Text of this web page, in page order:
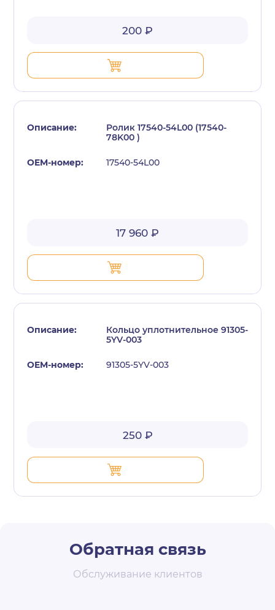
200 ₽
Ролик 17540-54L00 (17540-
78K00 )
17540-54L00
17 960 ₽
Кольцо уплотнительное 91305-
5YV-003
91305-5YV-003
250 ₽
Обратная связь
Обслуживание клиентов